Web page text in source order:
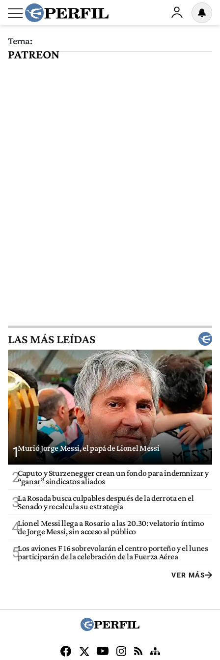
Tema:
PATREON
LAS MÁS LEÍDAS
1Murió Jorge Messi, el papá de Lionel Messi
2Caputo y Sturzenegger crean un fondo para indemnizar y
“ganar” sindicatos aliados
3La Rosada busca culpables después de la derrota en el
Senado y recalcula su estrategia
4Lionel Messi llega a Rosario a las 20.30: velatorio íntimo
de Jorge Messi, sin acceso al público
5Los aviones F 16 sobrevolarán el centro porteño y el lunes
participarán de la celebración de la Fuerza Aérea
VER MÁS